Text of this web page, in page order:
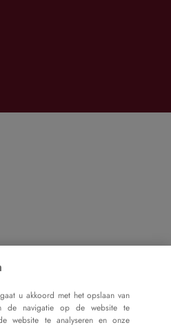
u akkoord met het opslaan van
de navigatie op de website te
website te analyseren en onze